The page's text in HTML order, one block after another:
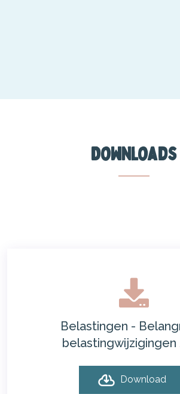
Downloads
Belastingen -
belastingwijzigingen
Download